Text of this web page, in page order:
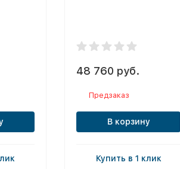
48 760 руб.
Предзаказ
В корзину
Купить в 1 клик